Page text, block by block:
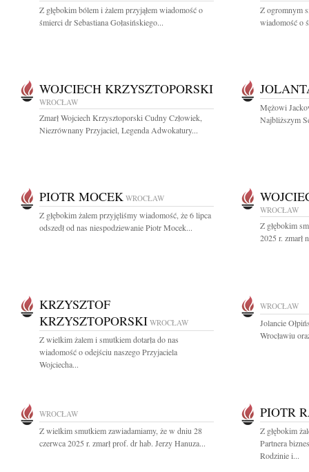
Z głębokim bólem i żalem przyjąłem wiadomość o
śmierci dr Sebastiana Gołasińskiego...
Z ogromnym
wiadomość o
WOJCIECH KRZYSZTOPORSKI
WROCŁAW
Zmarł Wojciech Krzysztoporski Cudny Człowiek,
Niezrównany Przyjaciel, Legenda Adwokatury...
Mężowi
Najbliższym
PIOTR MOCEK WROCŁAW
Z głębokim żalem przyjęliśmy wiadomość, że 6 lipca
odszedł od nas niespodziewanie Piotr Mocek...
WROCŁAW
Z głębokim
2025 r. zmarł
KRZYSZTOF
KRZYSZTOPORSKI WROCŁAW
Z wielkim żalem i smutkiem dotarła do nas
wiadomość o odejściu naszego Przyjaciela
Wojciecha...
WROCŁAW
Jolancie
Wrocławiu
WROCŁAW
Z wielkim smutkiem zawiadamiamy, że w dniu 28
czerwca 2025 r. zmarł prof. dr hab. Jerzy Hanuza...
PIOTR
Z głębokim
Partnera
Rodzinie i...